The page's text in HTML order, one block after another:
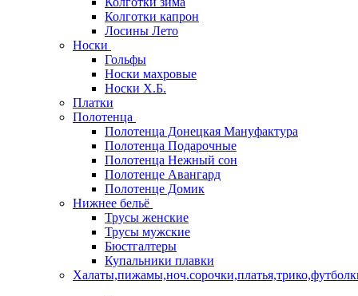
Колготки капрон
Лосины Лето
Носки
Гольфы
Носки махровые
Носки Х.Б.
Платки
Полотенца
Полотенца Донецкая Мануфактура
Полотенца Подарочные
Полотенца Нежный сон
Полотенце Авангард
Полотенце Домик
Нижнее бельё
Трусы женские
Трусы мужские
Бюстгалтеры
Купальники плавки